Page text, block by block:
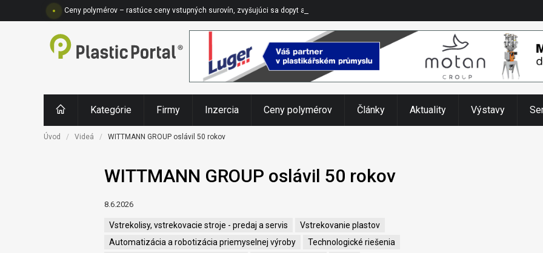
Ceny polymérov – rastúce ceny vstupných surovín, zvyšujúci sa dopyt a obmedzujúca sa dostupnosť
Kategórie Firmy Inzercia Ceny polymérov Články Aktuality Výstavy
Úvod Videá WITTMANN GROUP oslávil 50 rokov
WITTMANN GROUP oslávil 50 rokov
8.6.2026
Vstrekolisy, vstrekovacie stroje - predaj a servis
Vstrekovanie plastov
Automatizácia a robotizácia priemyselnej výroby
Technologické riešenia